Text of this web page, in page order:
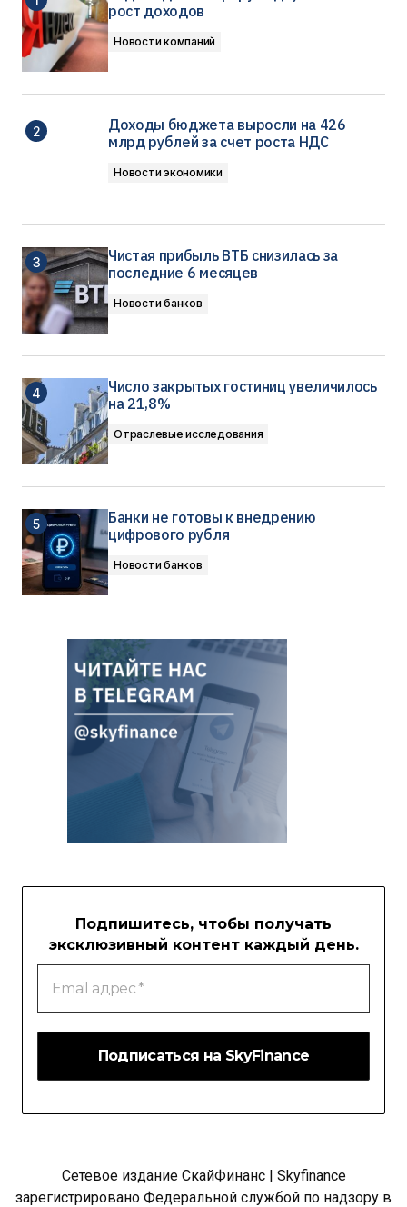
рост доходов
Новости компаний
Доходы бюджета выросли на 426
млрд рублей за счет роста НДС
Новости экономики
Чистая прибыль ВТБ снизилась за
последние 6 месяцев
Новости банков
Число закрытых гостиниц увеличилось
на 21,8%
Отраслевые исследования
Банки не готовы к внедрению
цифрового рубля
Новости банков
Подпишитесь, чтобы получать
эксклюзивный контент каждый день.
Email
адрес
Сетевое издание СкайФинанс | Skyfinance
зарегистрировано Федеральной службой по надзору в